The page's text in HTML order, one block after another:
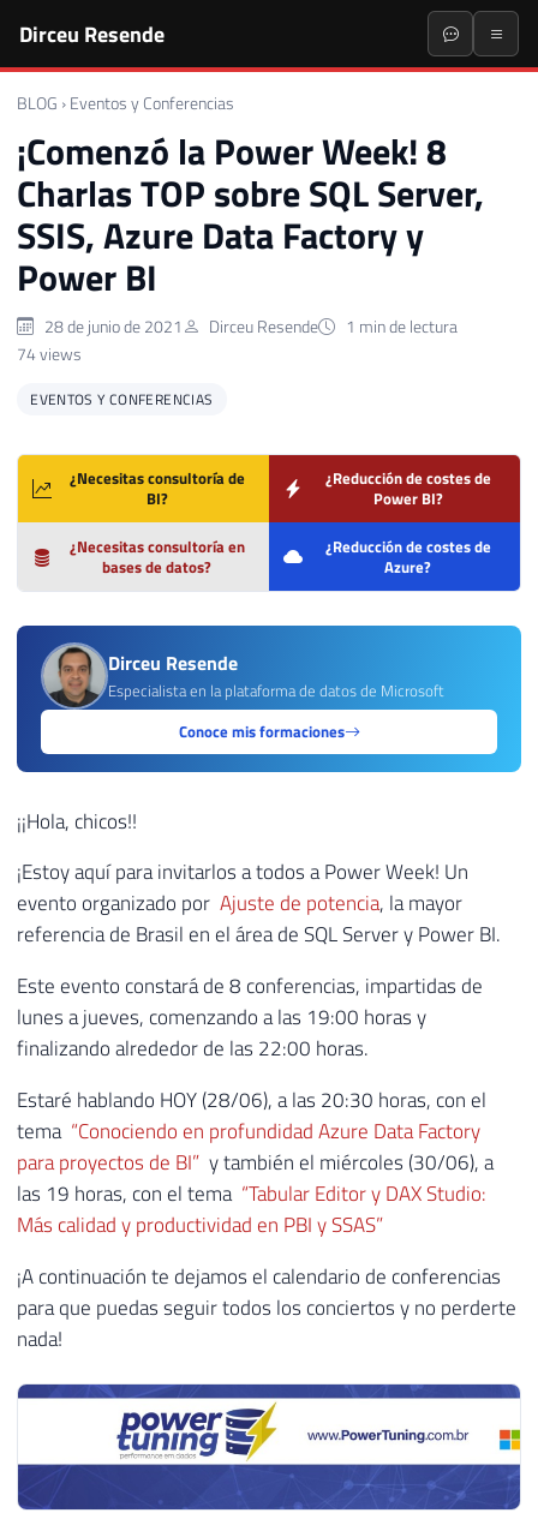
Dirceu Resende
BLOG › Eventos y Conferencias
¡Comenzó la Power Week! 8
Charlas TOP sobre SQL Server,
SSIS, Azure Data Factory y
Power BI
28 de junio de 2021 Dirceu Resende
1 min de lectura
74 views
EVENTOS Y CONFERENCIAS
¿Necesitas consultoría de
BI?
¿Reducción de costes de
Power BI?
¿Necesitas consultoría en
bases de datos?
¿Reducción de costes de
Azure?
Dirceu Resende
Especialista en la plataforma de datos de Microsoft
Conoce mis formaciones
¡¡Hola, chicos!!
¡Estoy aquí para invitarlos a todos a Power Week! Un
evento organizado por Ajuste de potencia, la mayor
referencia de Brasil en el área de SQL Server y Power BI.
Este evento constará de 8 conferencias, impartidas de
lunes a jueves, comenzando a las 19:00 horas y
finalizando alrededor de las 22:00 horas.
Estaré hablando HOY (28/06), a las 20:30 horas, con el
tema “Conociendo en profundidad Azure Data Factory
para proyectos de BI” y también el miércoles (30/06), a
las 19 horas, con el tema “Tabular Editor y DAX Studio:
Más calidad y productividad en PBI y SSAS”
¡A continuación te dejamos el calendario de conferencias
para que puedas seguir todos los conciertos y no perderte
nada!